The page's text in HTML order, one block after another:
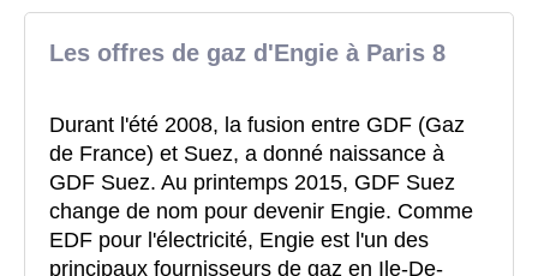
Les offres de gaz d'Engie à Paris 8
Durant l'été 2008, la fusion entre GDF (Gaz
de France) et Suez, a donné naissance à
GDF Suez. Au printemps 2015, GDF Suez
change de nom pour devenir Engie. Comme
EDF pour l'électricité, Engie est l'un des
principaux fournisseurs de gaz en Ile-De-